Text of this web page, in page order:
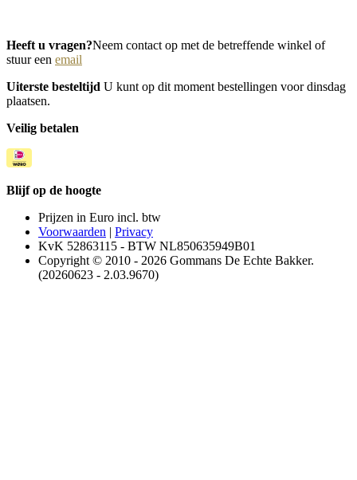
Heeft u vragen?Neem contact op met de betreffende winkel of
stuur een email
Uiterste besteltijd U kunt op dit moment bestellingen voor dinsdag
plaatsen.
Veilig betalen
Blijf op de hoogte
Prijzen in Euro incl. btw
Voorwaarden | Privacy
KvK 52863115 - BTW NL850635949B01
Copyright © 2010 - 2026 Gommans De Echte Bakker.
(20260623 - 2.03.9670)